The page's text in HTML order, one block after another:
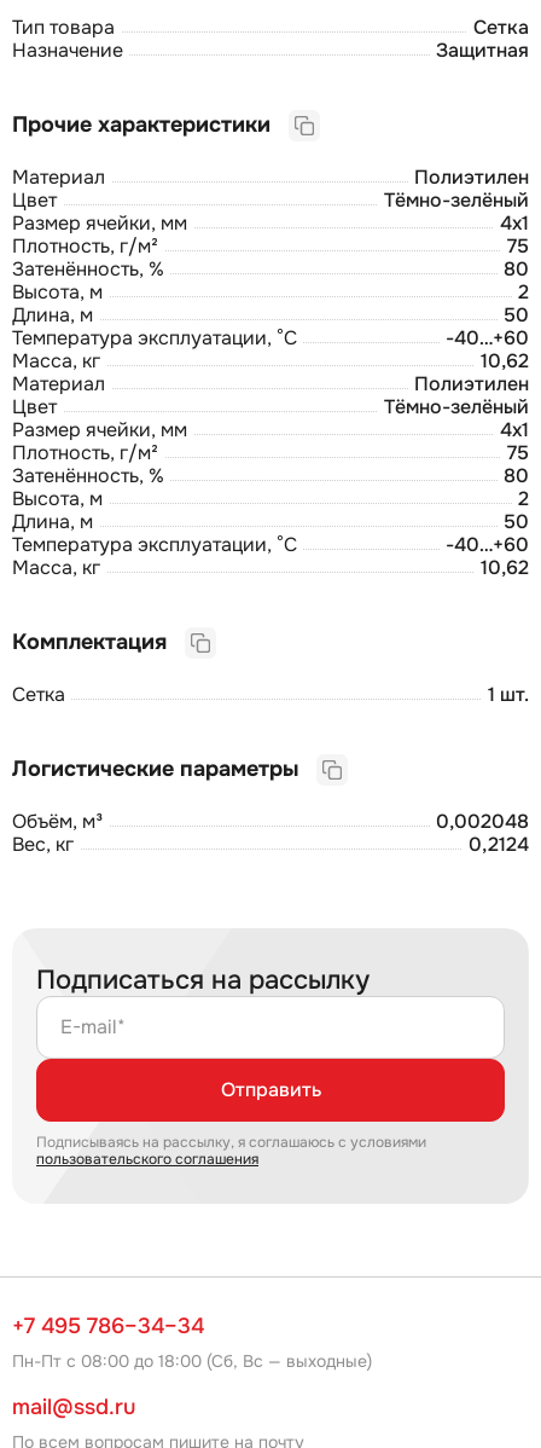
Тип товара
Сетка
Назначение
Защитная
Прочие характеристики
Материал
Полиэтилен
Цвет
Тёмно-зелёный
Размер ячейки, мм
4х1
Плотность, г/м²
75
Затенённость, %
80
Высота, м
2
Длина, м
50
Температура эксплуатации, °С
-40…+60
Масса, кг
10,62
Материал
Полиэтилен
Цвет
Тёмно-зелёный
Размер ячейки, мм
4х1
Плотность, г/м²
75
Затенённость, %
80
Высота, м
2
Длина, м
50
Температура эксплуатации, °С
-40…+60
Масса, кг
10,62
Комплектация
Сетка 1 шт.
Логистические параметры
Объём, м³
0,002048
Вес, кг
0,2124
Подписаться на рассылку
E-mail*
Отправить
Подписываясь на рассылку, я соглашаюсь с условиями
пользовательского соглашения
+7 495 786–34–34
Пн-Пт с 08:00 до 18:00 (Сб, Вс — выходные)
mail@ssd.ru
По всем вопросам пишите на почту